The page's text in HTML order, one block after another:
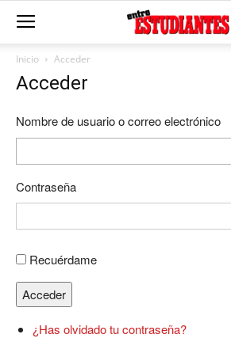
Inicio Acceder
Acceder
Nombre de usuario o correo electrónico
Contraseña
Recuérdame
Acceder
¿Has olvidado tu contraseña?